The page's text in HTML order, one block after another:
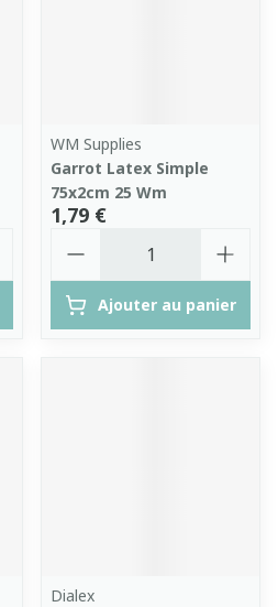
WM Supplies
Garrot Latex Simple
75x2cm 25 Wm
1,79 €
Ajouter au panier
Dialex